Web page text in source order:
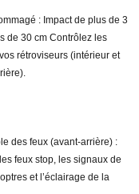
: Impact de plus de 3
de 30 cm Contrôlez les
rétroviseurs (intérieur et
des feux (avant-arrière) :
feux stop, les signaux de
et l’éclairage de la